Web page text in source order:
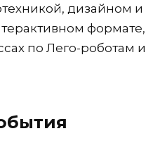
дизайном и
формате,
по Лего-роботам и